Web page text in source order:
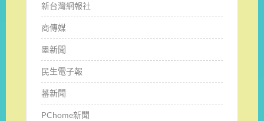
新台灣網報社
商傳媒
墨新聞
民生電子報
蕃新聞
PChome新聞